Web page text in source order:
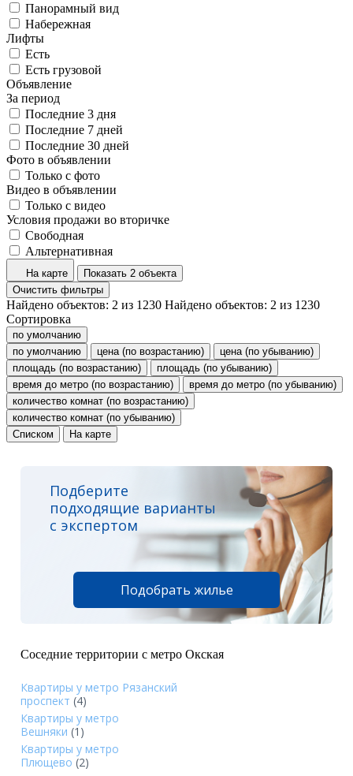
Панорамный вид
Набережная
Лифты
Есть
Есть грузовой
Объявление
За период
Последние 3 дня
Последние 7 дней
Последние 30 дней
Фото в объявлении
Только с фото
Видео в объявлении
Только с видео
Условия продажи во вторичке
Свободная
Альтернативная
На карте
Показать 2 объекта
Очистить фильтры
Найдено объектов: 2 из 1230 Найдено объектов: 2 из 1230
Сортировка
по умолчанию
по умолчанию
цена (по возрастанию)
цена (по убыванию)
площадь (по возрастанию)
площадь (по убыванию)
время до метро (по возрастанию)
время до метро (по убыванию)
количество комнат (по возрастанию)
количество комнат (по убыванию)
Списком
На карте
Подберите
подходящие варианты
с экспертом
Подобрать жилье
Соседние территории с метро Окская
Квартиры у метро Рязанский
проспект (4)
Квартиры у метро
Вешняки (1)
Квартиры у метро
Плющево (2)